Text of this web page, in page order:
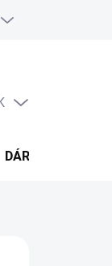
DÁRKOVÝ